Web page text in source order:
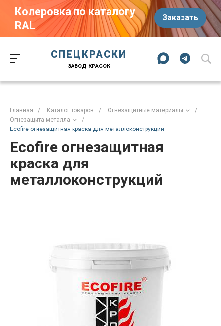
Колеровка по каталогу
RAL
Заказать
ул. Труда, д. 187 к.2
Челябинск
Челябинская область
СПЕЦКРАСКИ
ЗАВОД КРАСОК
Главная / Каталог товаров / Огнезащитные материалы
/
Огнезащита металла
/
Ecofire огнезащитная краска для металлоконструкций
Ecofire огнезащитная
краска для
металлоконструкций